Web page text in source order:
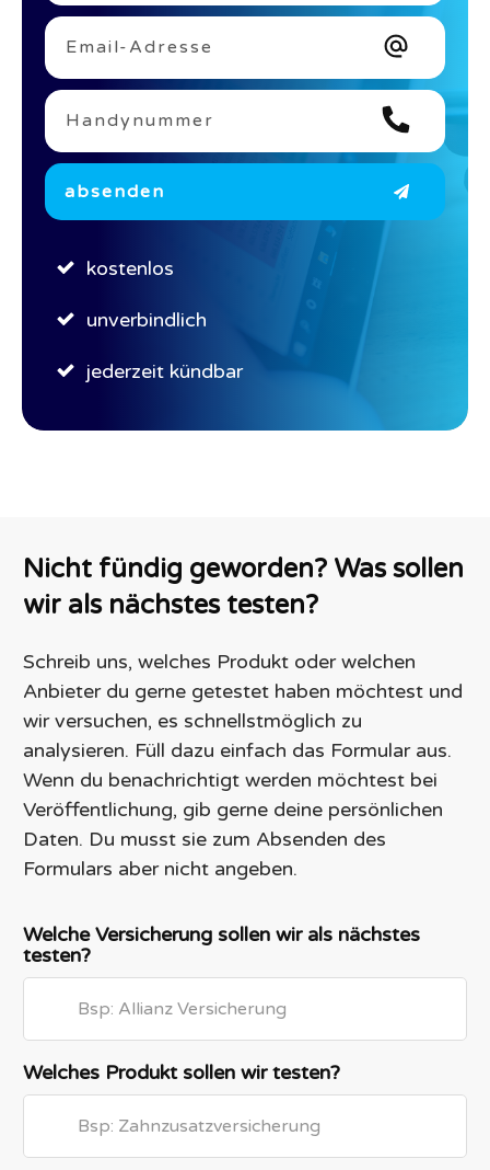
absenden
kostenlos
unverbindlich
jederzeit kündbar
Nicht fündig geworden? Was sollen
wir als nächstes testen?
Schreib uns, welches Produkt oder welchen
Anbieter du gerne getestet haben möchtest und
wir versuchen, es schnellstmöglich zu
analysieren. Füll dazu einfach das Formular aus.
Wenn du benachrichtigt werden möchtest bei
Veröffentlichung, gib gerne deine persönlichen
Daten. Du musst sie zum Absenden des
Formulars aber nicht angeben.
Welche Versicherung sollen wir als nächstes
testen?
Welches Produkt sollen wir testen?